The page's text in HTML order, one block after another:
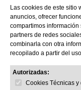
Las cookies de este sitio
anuncios, ofrecer
compartimos
partners de redes
combinarla con otra
recopilado a partir del
Autorizadas:
Cookies Técnicas